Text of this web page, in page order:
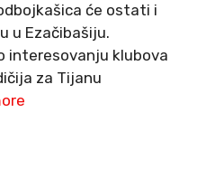
će ostati i
u Ezačibašiju.
interesovanju klubova
za Tijanu